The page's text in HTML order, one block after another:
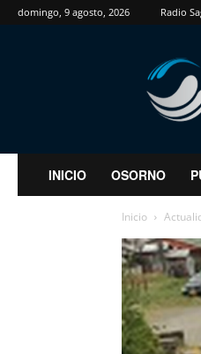
domingo, 9 agosto, 2026 Radio
INICIO OSORNO
Inicio